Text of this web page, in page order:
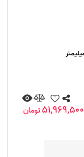
51,969,500تومان